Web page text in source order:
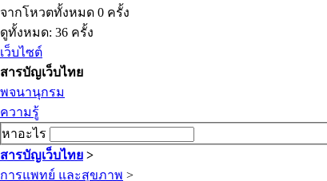
จากโหวตทั้งหมด 0 ครั้ง
ดูทั้งหมด: 36 ครั้ง
เว็บไซต์
สารบัญเว็บไทย
พจนานุกรม
ความรู้
หาอะไร
สารบัญเว็บไทย >
การแพทย์ และสุขภาพ >